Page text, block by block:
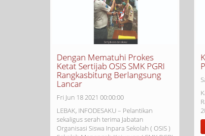
Dengan Mematuhi Prokes
Ketat Sertijab OSIS SMK PGRI
Rangkasbitung Berlangsung
Lancar
Fri Jun 18 2021 00:00:00
LEBAK, INFODESAKU – Pelantikan
sekaligus serah terima Jabatan
Organisasi Siswa Inpara Sekolah ( OSIS )